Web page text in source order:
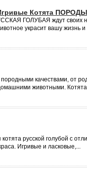
Котята
ГОЛУБАЯ ждут своих
украсит вашу жизнь и
качествами, от
животными.
русской голубой с
Игривые и ласковые,...